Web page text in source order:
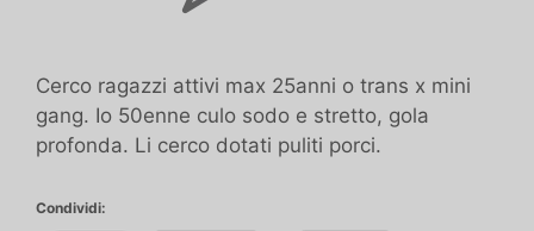
Cerco ragazzi attivi max 25anni o trans x mini
gang. Io 50enne culo sodo e stretto, gola
profonda. Li cerco dotati puliti porci.
Condividi: